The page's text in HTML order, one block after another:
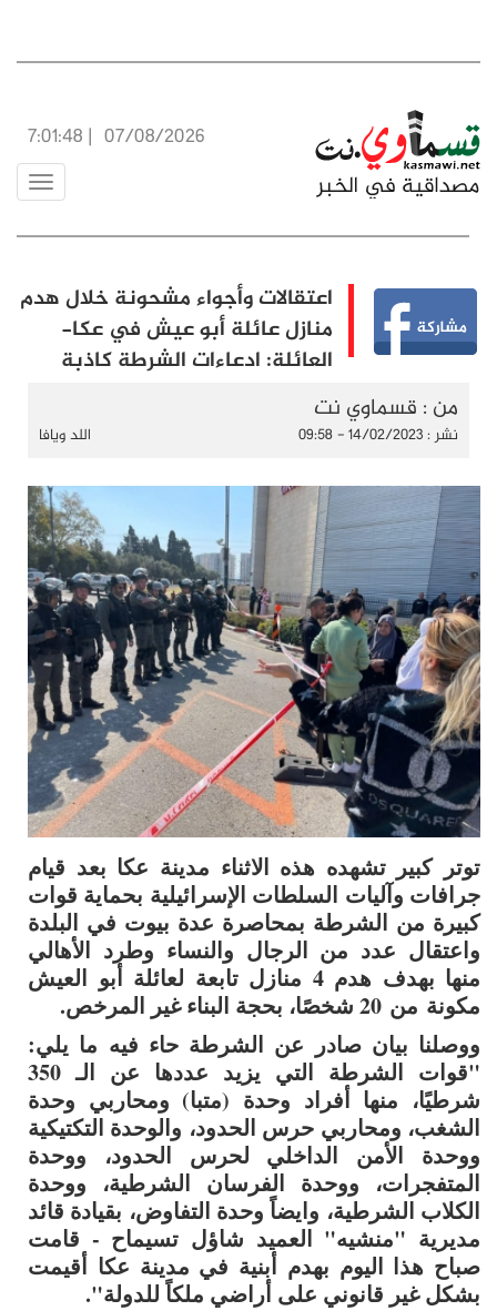
07/08/2026
|
7:01:49
Toggle
اعتقالات وأجواء مشحونة خلال هدم
منازل عائلة أبو عيش في عكا-
العائلة: ادعاءات الشرطة كاذبة
من : قسماوي نت
نشر : 14/02/2023 - 09:58 اللد ويافا
توتر كبير تشهده هذه الاثناء مدينة عكا بعد قيام
جرافات وآليات السلطات الإسرائيلية بحماية قوات
كبيرة من الشرطة بمحاصرة عدة بيوت في البلدة
واعتقال عدد من الرجال والنساء وطرد الأهالي
منها بهدف هدم 4 منازل تابعة لعائلة أبو العيش
مكونة من 20 شخصًا، بحجة البناء غير المرخص.
ووصلنا بيان صادر عن الشرطة حاء فيه ما يلي:
"قوات الشرطة التي يزيد عددها عن الـ 350
شرطيًا، منها أفراد وحدة (متبا) ومحاربي وحدة
الشغب، ومحاربي حرس الحدود، والوحدة التكتيكية
ووحدة الأمن الداخلي لحرس الحدود، ووحدة
المتفجرات، ووحدة الفرسان الشرطية، ووحدة
الكلاب الشرطية، وايضاً وحدة التفاوض، بقيادة قائد
مديرية "منشيه" العميد شاؤل تسيماح - قامت
صباح هذا اليوم بهدم أبنية في مدينة عكا أقيمت
بشكل غير قانوني على أراضي ملكاً للدولة".